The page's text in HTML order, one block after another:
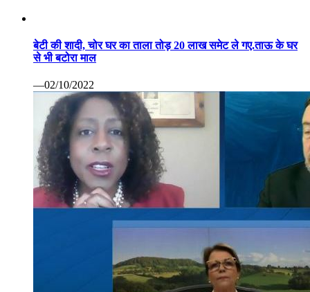
बेटी की शादी, चोर घर का ताला तोड़ 20 लाख समेट ले गए.ताऊ के घर
से भी बटोरा माल
—02/10/2022